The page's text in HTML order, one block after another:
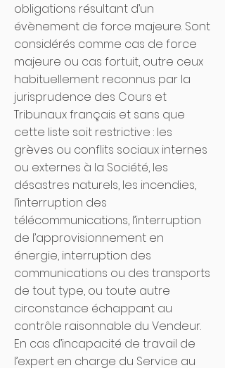
obligations résultant d’un
évènement de force majeure. Sont
considérés comme cas de force
majeure ou cas fortuit, outre ceux
habituellement reconnus par la
jurisprudence des Cours et
Tribunaux français et sans que
cette liste soit restrictive : les
grèves ou conflits sociaux internes
ou externes à la Société, les
désastres naturels, les incendies,
l’interruption des
télécommunications, l’interruption
de l’approvisionnement en
énergie, interruption des
communications ou des transports
de tout type, ou toute autre
circonstance échappant au
contrôle raisonnable du Vendeur.
En cas d’incapacité de travail de
l’expert en charge du Service au